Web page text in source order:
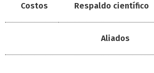
Costos Respaldo científico
Aliados